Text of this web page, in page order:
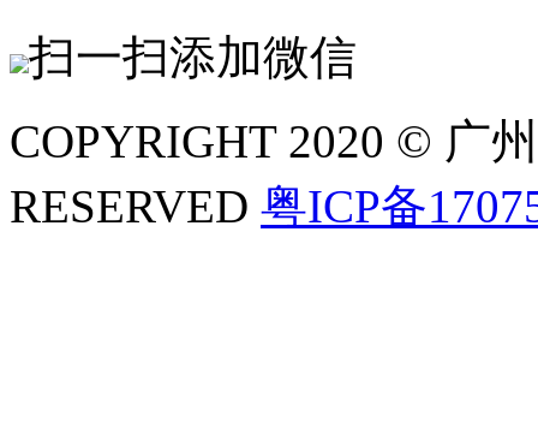
扫一扫添加微信
COPYRIGHT 2020 © 广
RESERVED 粤ICP备